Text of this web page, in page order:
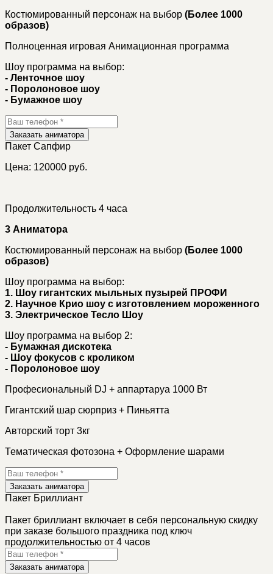
Костюмированный персонаж на выбор (Более 1000
образов)
Полноценная игровая Анимационная программа
Шоу программа на выбор:
- Ленточное шоу
- Поролоновое шоу
- Бумажное шоу
Заказать аниматора
Пакет Сапфир
Цена: 120000 руб.
Продолжительность 4 часа
3 Аниматора
Костюмированный персонаж на выбор (Более 1000
образов)
Шоу программа на выбор:
1. Шоу гигантских мыльных пузырей ПРОФИ
2. Научное Крио шоу с изготовлением мороженного
3. Электрическое Тесло Шоу
Шоу программа на выбор 2:
- Бумажная дискотека
- Шоу фокусов с кроликом
- Поролоновое шоу
Професиональный DJ + аппартаруа 1000 Вт
Гигантский шар сюрприз + Пиньятта
Авторский торт 3кг
Тематическая фотозона + Оформление шарами
Заказать аниматора
Пакет Бриллиант
Пакет бриллиант включает в себя персональную скидку
при заказе большого праздника под ключ
продолжительностью от 4 часов
Заказать аниматора